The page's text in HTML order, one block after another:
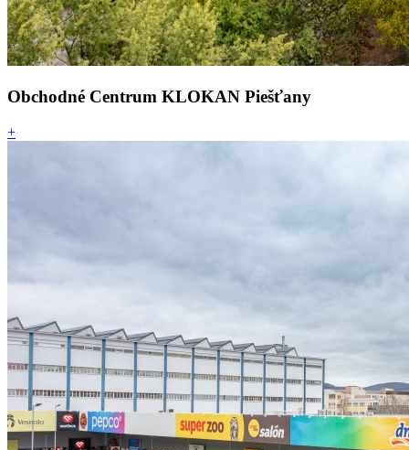
Obchodné Centrum KLOKAN Piešťany
+